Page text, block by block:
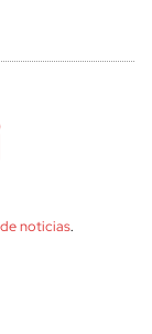
noticias.